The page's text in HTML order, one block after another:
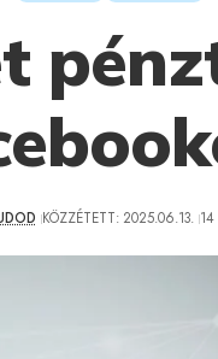
KÖZZÉTETT: 2025.06.13. 14